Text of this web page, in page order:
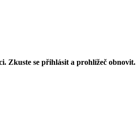
Zkuste se přihlásit a prohlížeč obnovit.